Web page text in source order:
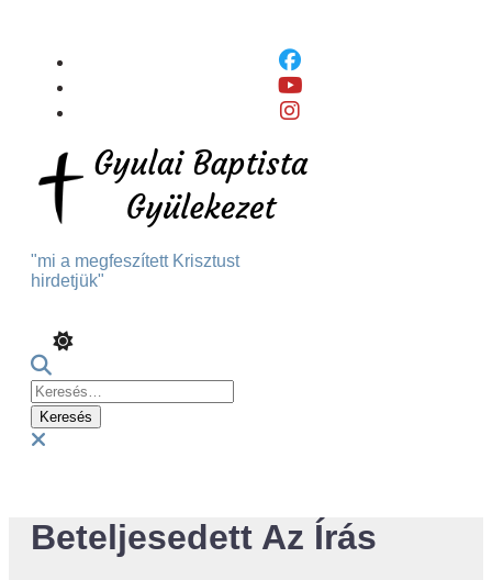
Content
"mi a megfeszített Krisztust
hirdetjük"
Keresés:
Beteljesedett Az Írás